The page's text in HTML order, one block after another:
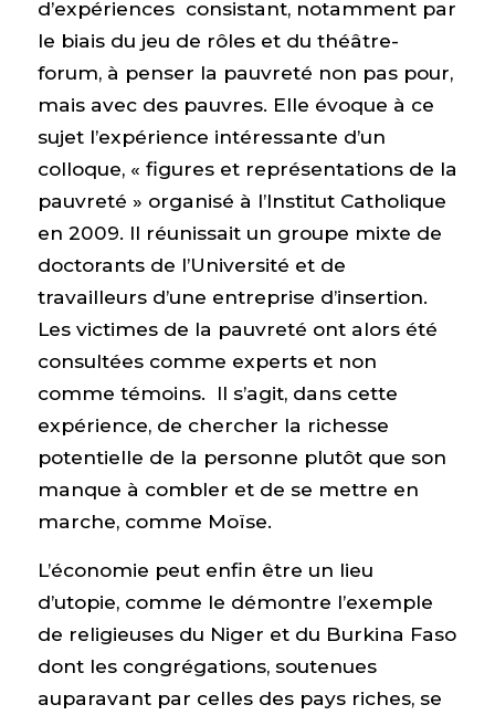
d’expériences consistant, notamment par
le biais du jeu de rôles et du théâtre-
forum, à penser la pauvreté non pas pour,
mais avec des pauvres. Elle évoque à ce
sujet l’expérience intéressante d’un
colloque, « figures et représentations de la
pauvreté » organisé à l’Institut Catholique
en 2009. Il réunissait un groupe mixte de
doctorants de l’Université et de
travailleurs d’une entreprise d’insertion.
Les victimes de la pauvreté ont alors été
consultées comme experts et non
comme témoins. Il s’agit, dans cette
expérience, de chercher la richesse
potentielle de la personne plutôt que son
manque à combler et de se mettre en
marche, comme Moïse.
L’économie peut enfin être un lieu
d’utopie, comme le démontre l’exemple
de religieuses du Niger et du Burkina Faso
dont les congrégations, soutenues
auparavant par celles des pays riches, se